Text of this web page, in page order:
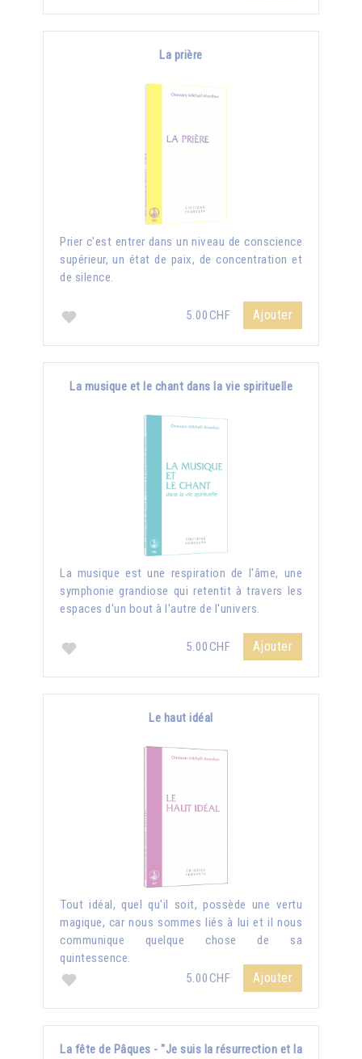
La prière
Prier c'est entrer dans un niveau de conscience
supérieur, un état de paix, de concentration et
de silence.
5.00CHF Ajouter
La musique et le chant dans la vie spirituelle
La musique est une respiration de l'âme, une
symphonie grandiose qui retentit à travers les
espaces d'un bout à l'autre de l'univers.
5.00CHF Ajouter
Le haut idéal
Tout idéal, quel qu'il soit, possède une vertu
magique, car nous sommes liés à lui et il nous
communique quelque chose de sa
quintessence.
5.00CHF
Ajouter
La fête de Pâques - "Je suis la résurrection et la